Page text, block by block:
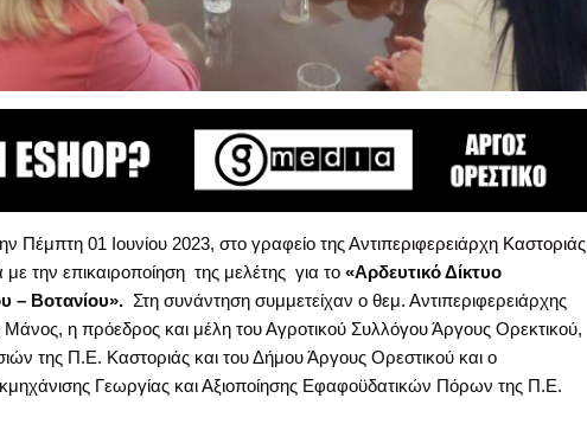
Πέμπτη 01 Ιουνίου 2023, στο γραφείο της Αντιπεριφερειάρχη Καστοριάς
με την επικαιροποίηση της μελέτης για το «Αρδευτικό Δίκτυο
– Βοτανίου».Στη συνάντηση συμμετείχαν ο θεμ. Αντιπεριφερειάρχης
η πρόεδρος και μέλη του Αγροτικού Συλλόγου Άργους Ορεκτικού,
της Π.Ε. Καστοριάς και του Δήμου Άργους Ορεστικού και ο
Γεωργίας και Αξιοποίησης Εφαφοϋδατικών Πόρων της Π.Ε.